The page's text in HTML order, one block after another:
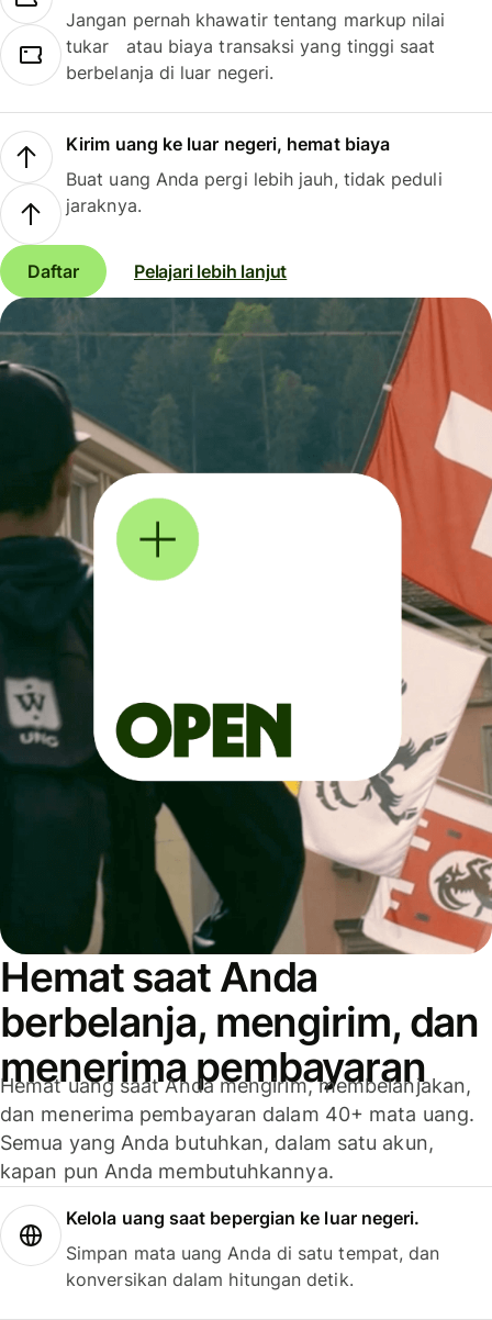
Jangan pernah khawatir tentang markup nilai
tukar atau biaya transaksi yang tinggi saat
berbelanja di luar negeri.
Kirim uang ke luar negeri, hemat biaya
Buat uang Anda pergi lebih jauh, tidak peduli
jaraknya.
Daftar Pelajari lebih lanjut
Hemat saat Anda
berbelanja, mengirim, dan
menerima pembayaran
Hemat uang saat Anda mengirim, membelanjakan,
dan menerima pembayaran dalam 40+ mata uang.
Semua yang Anda butuhkan, dalam satu akun,
kapan pun Anda membutuhkannya.
Kelola uang saat bepergian ke luar negeri.
Simpan mata uang Anda di satu tempat, dan
konversikan dalam hitungan detik.